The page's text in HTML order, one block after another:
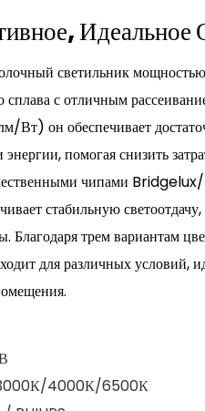
Идеальное
светильник
с отличным
Вт) он обеспечивает
помогая снизить
чипами
стабильную
Благодаря трем вариантам
для различных условий,
3000К/4000К/6500К